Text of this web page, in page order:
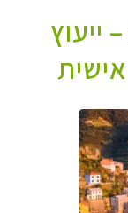
ייעוץ